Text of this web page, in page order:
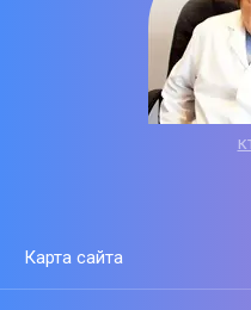
Карта сайта